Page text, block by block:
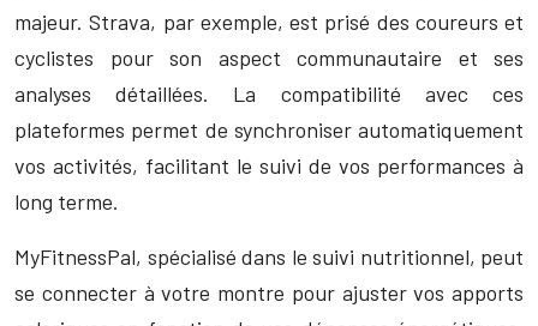
majeur. Strava, par exemple, est prisé des coureurs et
cyclistes pour son aspect communautaire et ses
analyses détaillées. La compatibilité avec ces
plateformes permet de synchroniser automatiquement
vos activités, facilitant le suivi de vos performances à
long terme.
MyFitnessPal, spécialisé dans le suivi nutritionnel, peut
se connecter à votre montre pour ajuster vos apports